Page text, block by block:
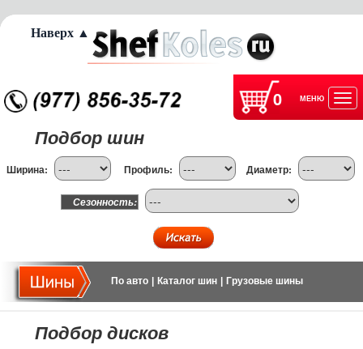
0 МЕНЮ
Подбор шин
Ширина: Профиль: Диаметр:
Сезонность:
По авто Каталог шин Грузовые шины
Подбор дисков
Наверх ▲